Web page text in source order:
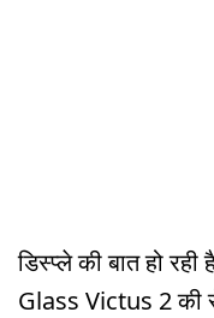
डिस्प्ले की बात हो
Glass Victus 2 की